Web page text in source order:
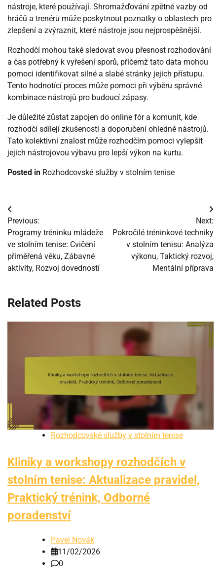
nástroje, které používají. Shromažďování zpětné vazby od
hráčů a trenérů může poskytnout poznatky o oblastech pro
zlepšení a zvýraznit, které nástroje jsou nejprospěšnější.
Rozhodčí mohou také sledovat svou přesnost rozhodování
a čas potřebný k vyřešení sporů, přičemž tato data mohou
pomoci identifikovat silné a slabé stránky jejich přístupu.
Tento hodnotící proces může pomoci při výběru správné
kombinace nástrojů pro budoucí zápasy.
Je důležité zůstat zapojen do online fór a komunit, kde
rozhodčí sdílejí zkušenosti a doporučení ohledně nástrojů.
Tato kolektivní znalost může rozhodčím pomoci vylepšit
jejich nástrojovou výbavu pro lepší výkon na kurtu.
Posted in Rozhodcovské služby v stolním tenise
Post
navigation
Previous:
Programy tréninku mládeže
ve stolním tenise: Cvičení
přiměřená věku, Zábavné
aktivity, Rozvoj dovedností
Next:
Pokročilé tréninkové techniky
v stolním tenisu: Analýza
výkonu, Taktický rozvoj,
Mentální příprava
Related Posts
Rozhodcovské služby v stolním tenise
Kliniky a workshopy rozhodčích v
stolním tenise: Aktualizace pravidel,
Praktický trénink, Odborné
poradenství
Pavel Novák
11/02/2026
0